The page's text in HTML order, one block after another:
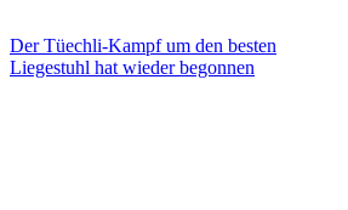
Der Tüechli-Kampf um den besten
Liegestuhl hat wieder begonnen